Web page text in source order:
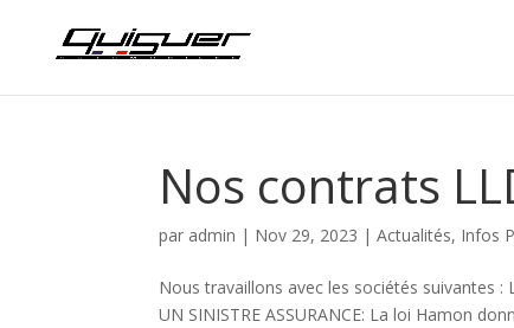
Nos contrats
par admin | Nov 29, 2023 |Actualités, Infos
Nous travaillons avec les sociétés suivantes :
UN SINISTRE ASSURANCE: La loi Hamon